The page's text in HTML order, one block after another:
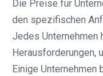
Die Preise für
den spezifischen
Jedes Unternehmen
Herausforderungen,
Einige